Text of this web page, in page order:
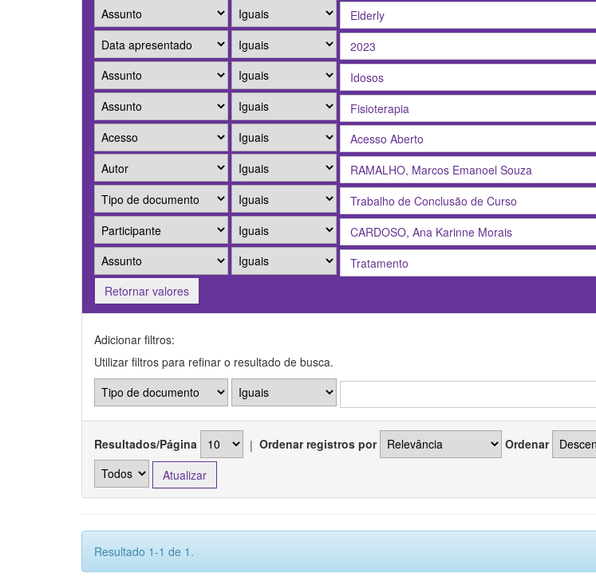
Retornar valores
Adicionar filtros:
Utilizar filtros para refinar o resultado de busca.
Resultados/Página | Ordenar registros por Ordenar
Resultado 1-1 de 1.